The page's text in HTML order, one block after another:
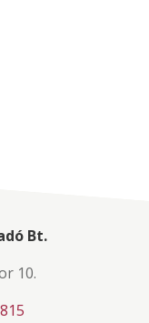
Bt.
10.